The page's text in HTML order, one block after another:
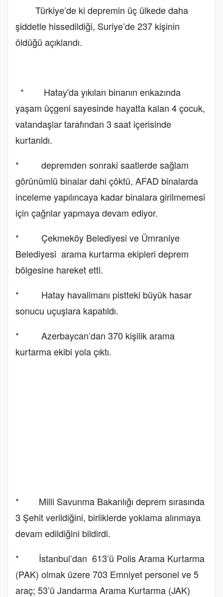
Türkiye’de ki depremin üç ülkede daha
şiddetle hissedildiği, Suriye’de 237 kişinin
öldüğü açıklandı.
* Hatay'da yıkılan binanın enkazında
yaşam üçgeni sayesinde hayatta kalan 4 çocuk,
vatandaşlar tarafından 3 saat içerisinde
kurtarıldı.
* depremden sonraki saatlerde sağlam
görünümlü binalar dahi çöktü, AFAD binalarda
inceleme yapılıncaya kadar binalara girilmemesi
için çağrılar yapmaya devam ediyor.
* Çekmeköy Belediyesi ve Ümraniye
Belediyesi arama kurtarma ekipleri deprem
bölgesine hareket etti.
* Hatay havalimanı pistteki büyük hasar
sonucu uçuşlara kapatıldı.
* Azerbaycan’dan 370 kişilik arama
kurtarma ekibi yola çıktı.
* Milli Savunma Bakanlığı deprem sırasında
3 Şehit verildiğini, birliklerde yoklama alınmaya
devam edildiğini bildirdi.
* İstanbul’dan 613’ü Polis Arama Kurtarma
(PAK) olmak üzere 703 Emniyet personel ve 5
araç; 53’ü Jandarma Arama Kurtarma (JAK)